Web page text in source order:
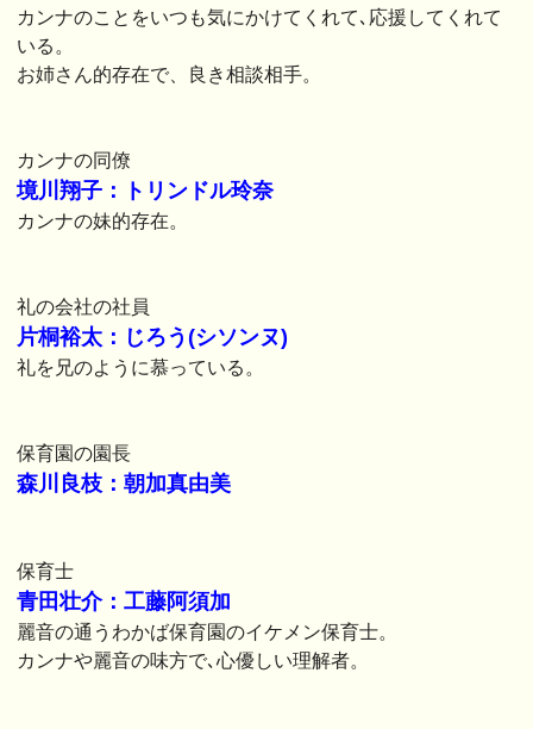
カンナのことをいつも気にかけてくれて､応援してくれて
いる。
お姉さん的存在で、良き相談相手。
カンナの同僚
境川翔子：トリンドル玲奈
カンナの妹的存在。
礼の会社の社員
片桐裕太：じろう(シソンヌ)
礼を兄のように慕っている。
保育園の園長
森川良枝：朝加真由美
保育士
青田壮介：工藤阿須加
麗音の通うわかば保育園のイケメン保育士。
カンナや麗音の味方で､心優しい理解者。